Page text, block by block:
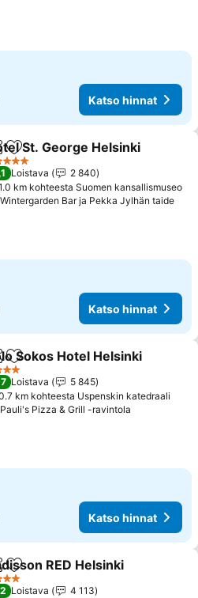
Katso hinnat
Lisää suosikkeihin
St. George Helsinki
Loistava
2 840
km kohteesta Suomen kansallismuseo
Wintergarden Bar ja Pekka Jylhän taide
Katso hinnat
Lisää suosikkeihin
Sokos Hotel Helsinki
Loistava
5 845
km kohteesta Uspenskin katedraali
Pauli's Pizza & Grill -ravintola
Katso hinnat
Lisää suosikkeihin
RED Helsinki
Loistava
4 113